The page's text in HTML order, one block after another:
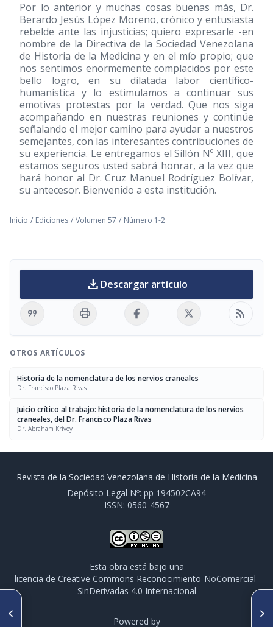
Por lo anterior y muchas cosas buenas más, Dr.
Berardo Jesús López Moreno, crónico y entusiasta
rebelde ante las injusticias; quiero expresarle -en
nombre de la Directiva de la Sociedad Venezolana
de Historia de la Medicina y en el mío propio; que
nos sentimos enormemente complacidos por este
bello logro, en su dilatada labor científico-
humanística y lo estimulamos a continuar sus
emotivas protestas por la verdad. Que nos siga
acompañando en nuestras reuniones y continúe
señalando el mejor camino para ayudar a nuestros
semejantes, con las interesantes contribuciones de
su experiencia. Le entregamos el Sillón Nº XIII, que
estamos seguros usted sabrá honrar, a la vez que
hará honor al Dr. Cruz Manuel Rodríguez Bolívar,
su antecesor. Bienvenido a esta institución.
Inicio / Ediciones / Volumen 57 / Número 1-2
download Descargar artículo
format_quote print rss_feed
OTROS ARTÍCULOS
Historia de la nomenclatura de los nervios craneales
Dr. Francisco Plaza Rivas
Juicio crítico al trabajo: historia de la nomenclatura de los nervios
craneales, del Dr. Francisco Plaza Rivas
Dr. Abraham Krivoy
especial referencia al de
Revista de la Sociedad Venezolana de Historia de la Medicina
Depósito Legal Nº: pp 194502CA94
ISSN: 0560-4567
Esta obra está bajo una
licencia de Creative Commons Reconocimiento-NoComercial-
SinDerivadas 4.0 Internacional
Powered by